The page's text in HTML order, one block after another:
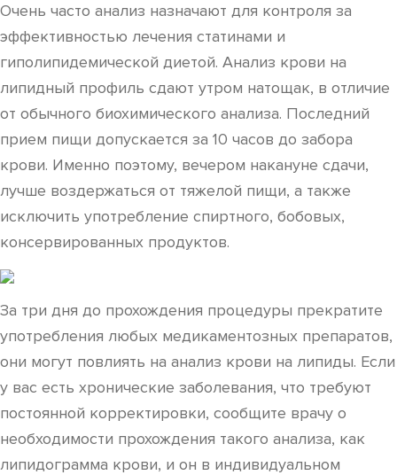
Очень часто анализ назначают для контроля за
эффективностью лечения статинами и
гиполипидемической диетой. Анализ крови на
липидный профиль сдают утром натощак, в отличие
от обычного биохимического анализа. Последний
прием пищи допускается за 10 часов до забора
крови. Именно поэтому, вечером накануне сдачи,
лучше воздержаться от тяжелой пищи, а также
исключить употребление спиртного, бобовых,
консервированных продуктов.
За три дня до прохождения процедуры прекратите
употребления любых медикаментозных препаратов,
они могут повлиять на анализ крови на липиды. Если
у вас есть хронические заболевания, что требуют
постоянной корректировки, сообщите врачу о
необходимости прохождения такого анализа, как
липидограмма крови, и он в индивидуальном